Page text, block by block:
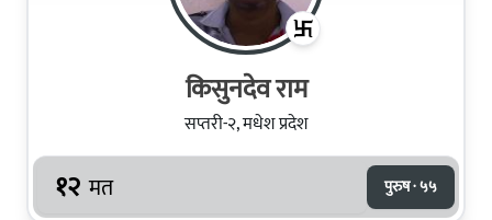
किसुनदेव राम
सप्तरी-२, मधेश प्रदेश
१२ मत पुरुष · ५५